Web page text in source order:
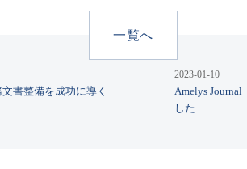
一覧へ
書整備を成功に導く
2023-01-10
Amelys
した